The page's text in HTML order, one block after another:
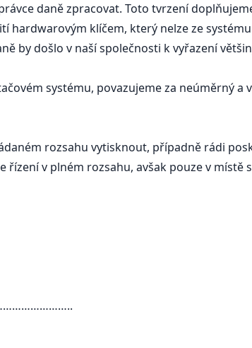
daně zpracovat. Toto tvrzení
hardwarovým klíčem, který nelze ze
by došlo v naší společnosti k vyřazení
systému, povazujeme za neúměrný a
rozsahu vytisknout, případně rádi
v plném rozsahu, avšak pouze v místě